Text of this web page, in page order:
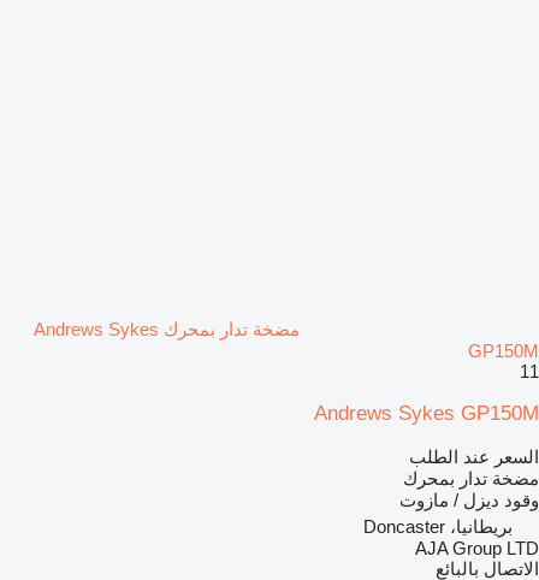
مضخة تدار بمحرك Andrews Sykes
GP150M
11
Andrews Sykes GP150M
السعر عند الطلب
مضخة تدار بمحرك
وقود ديزل / مازوت
بريطانيا، Doncaster
AJA Group LTD
الاتصال بالبائع